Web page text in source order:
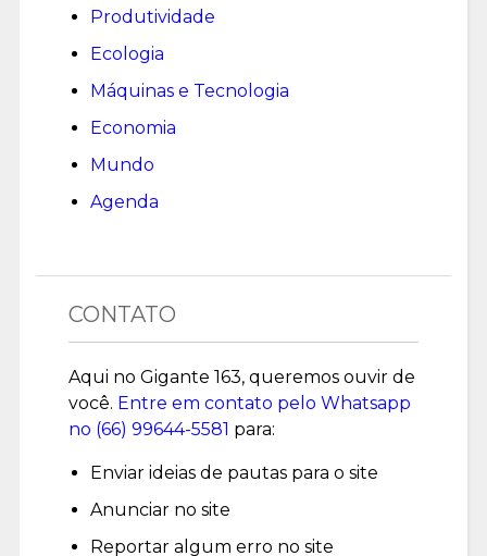
Produtividade
Ecologia
Máquinas e Tecnologia
Economia
Mundo
Agenda
CONTATO
Aqui no Gigante 163, queremos ouvir de
você. Entre em contato pelo Whatsapp
no (66) 99644-5581 para:
Enviar ideias de pautas para o site
Anunciar no site
Reportar algum erro no site